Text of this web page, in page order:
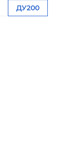
ДУ200